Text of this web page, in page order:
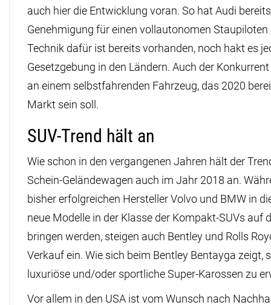
auch hier die Entwicklung voran. So hat Audi
Genehmigung für einen vollautonomen Staupiloten
Technik dafür ist bereits vorhanden, noch hakt es
Gesetzgebung in den Ländern. Auch der
an einem selbstfahrenden Fahrzeug, das 2020
Markt sein soll.
SUV-Trend hält an
Wie schon in den vergangenen Jahren hält der
Schein-Geländewagen auch im Jahr 2018 an.
bisher erfolgreichen Hersteller Volvo und BMW in
neue Modelle in der Klasse der Kompakt-SUVs auf
bringen werden, steigen auch Bentley und Rolls
Verkauf ein. Wie sich beim Bentley Bentayga zeigt,
luxuriöse und/oder sportliche Super-Karossen zu
Vor allem in den USA ist vom Wunsch nach